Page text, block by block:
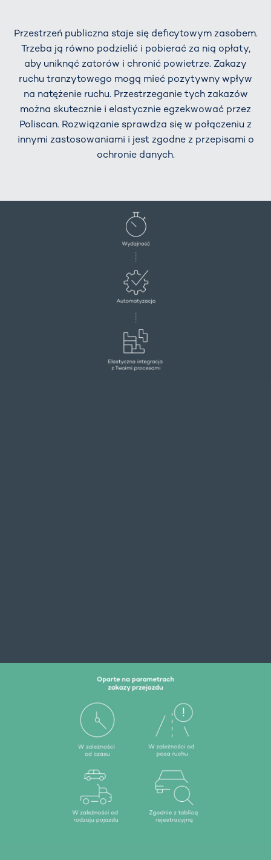
Przestrzeń publiczna staje się deficytowym zasobem.
Trzeba ją równo podzielić i pobierać za nią opłaty,
aby uniknąć zatorów i chronić powietrze. Zakazy
ruchu tranzytowego mogą mieć pozytywny wpływ
na natężenie ruchu. Przestrzeganie tych zakazów
można skutecznie i elastycznie egzekwować przez
Poliscan. Rozwiązanie sprawdza się w połączeniu z
innymi zastosowaniami i jest zgodne z przepisami o
ochronie danych.